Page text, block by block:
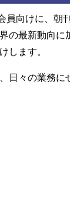
員向けに、朝
の最新動向
します。
日々の業務に